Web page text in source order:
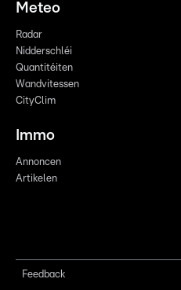
Meteo
Radar
Nidderschléi
Quantitéiten
Wandvitessen
CityClim
Immo
Annoncen
Artikelen
Feedback